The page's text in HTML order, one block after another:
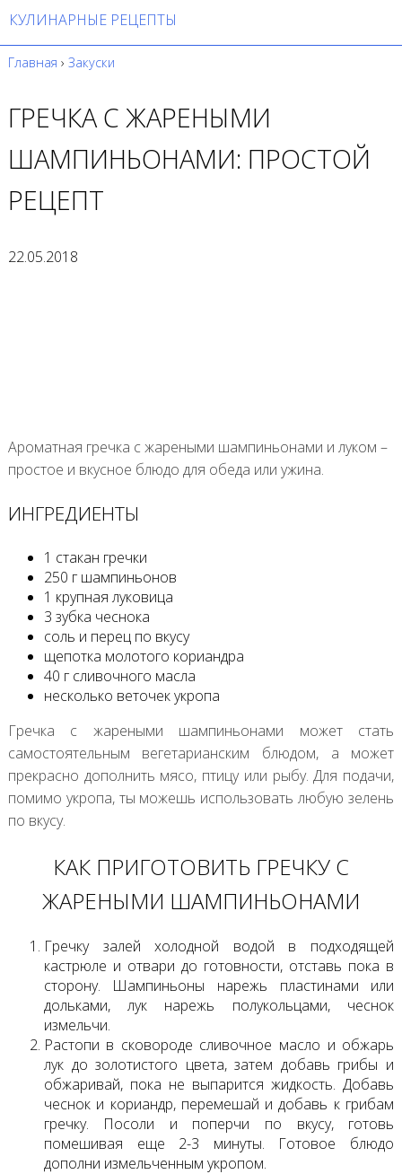
КУЛИНАРНЫЕ РЕЦЕПТЫ
Главная › Закуски
ГРЕЧКА С ЖАРЕНЫМИ
ШАМПИНЬОНАМИ: ПРОСТОЙ
РЕЦЕПТ
22.05.2018
Ароматная гречка с жареными шампиньонами и луком –
простое и вкусное блюдо для обеда или ужина.
ИНГРЕДИЕНТЫ
1 стакан гречки
250 г шампиньонов
1 крупная луковица
3 зубка чеснока
соль и перец по вкусу
щепотка молотого кориандра
40 г сливочного масла
несколько веточек укропа
Гречка с жареными шампиньонами может стать
самостоятельным вегетарианским блюдом, а может
прекрасно дополнить мясо, птицу или рыбу. Для подачи,
помимо укропа, ты можешь использовать любую зелень
по вкусу.
КАК ПРИГОТОВИТЬ ГРЕЧКУ С
ЖАРЕНЫМИ ШАМПИНЬОНАМИ
Гречку залей холодной водой в подходящей
кастрюле и отвари до готовности, отставь пока в
сторону. Шампиньоны нарежь пластинами или
дольками, лук нарежь полукольцами, чеснок
измельчи.
Растопи в сковороде сливочное масло и обжарь
лук до золотистого цвета, затем добавь грибы и
обжаривай, пока не выпарится жидкость. Добавь
чеснок и кориандр, перемешай и добавь к грибам
гречку. Посоли и поперчи по вкусу, готовь
помешивая еще 2-3 минуты. Готовое блюдо
дополни измельченным укропом.